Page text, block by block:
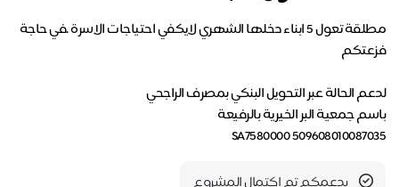
مطلقة تعول 5 ابناء دخلها الشهري لايكفي احتياجات الاسرة .في حاجة
SA7580000 509608010087035